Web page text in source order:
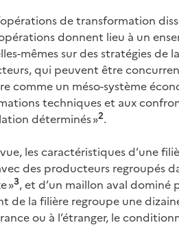
de transformation
donnent lieu à un
mêmes sur des stratégies de
qui peuvent être
comme un méso-système
techniques et aux
déterminés »2.
les caractéristiques d’une
des producteurs regroupés
»3, et d’un maillon aval dominé
de la filière regroupe une
ou à l’étranger, le